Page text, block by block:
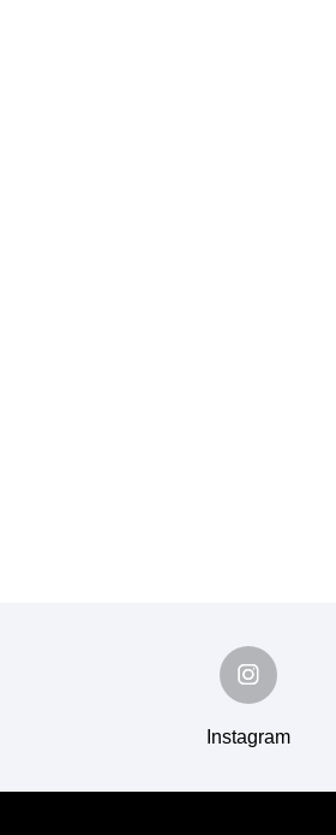
Instagram